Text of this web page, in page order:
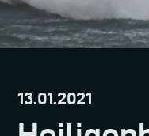
13.01.2021